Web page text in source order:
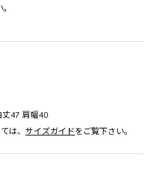
47 肩幅40
は、 サイズガイドをご覧下さい。